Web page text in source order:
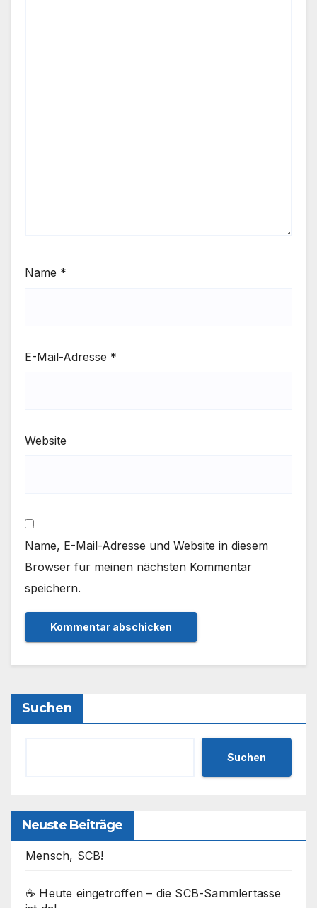
Name *
E-Mail-Adresse *
Website
Name, E-Mail-Adresse und Website in diesem
Browser für meinen nächsten Kommentar
speichern.
Suchen
Suchen
Neuste Beiträge
Mensch, SCB!
☕ Heute eingetroffen – die SCB-Sammlertasse